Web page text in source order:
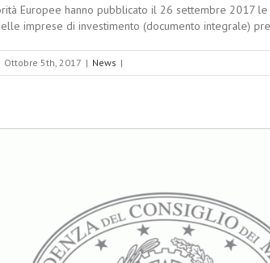
Europee hanno pubblicato il 26 settembre 2017
imprese di investimento (documento integrale)
Ottobre 5th, 2017 | News |